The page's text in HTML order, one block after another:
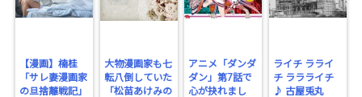
【漫画】楠桂
「サレ妻漫画家
の旦捨離戦記」
大物漫画家も七
転八倒していた
「松苗あけみの
アニメ「ダンダ
ダン」第7話で
心が抉れまし
ライチ ラライ
チ ララライチ
♪ 古屋兎丸